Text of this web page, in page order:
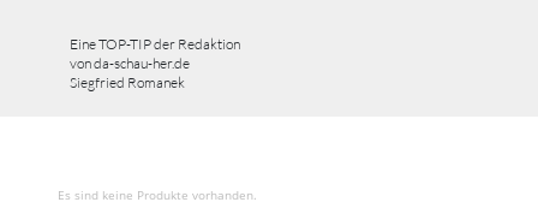
Eine TOP-TIP der Redaktion
von da-schau-her.de
Siegfried Romanek
Es sind keine Produkte vorhanden.